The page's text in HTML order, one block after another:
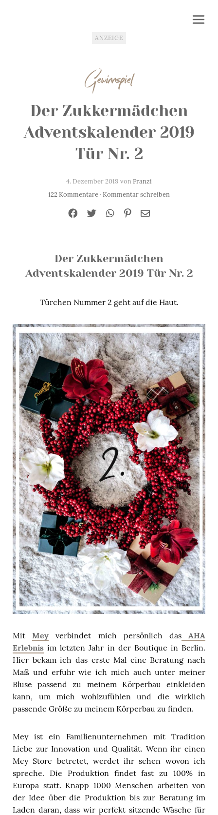
ANZEIGE
Gewinnspiel
Der Zukkermädchen
Adventskalender 2019
Tür Nr. 2
4. Dezember 2019 vonFranzi
122 Kommentare · Kommentar schreiben
Der Zukkermädchen
Adventskalender 2019 Tür Nr. 2
Türchen Nummer 2 geht auf die Haut.
MitMey verbindet mich persönlich dasAHA
Erlebnis im letzten Jahr in der Boutique in Berlin.
Hier bekam ich das erste Mal eine Beratung nach
Maß und erfuhr wie ich mich auch unter meiner
Bluse passend zu meinem Körperbau einkleiden
kann, um mich wohlzufühlen und die wirklich
passende Größe zu meinem Körperbau zu finden.
Mey ist ein Familienunternehmen mit Tradition
Liebe zur Innovation und Qualität. Wenn ihr einen
Mey Store betretet, werdet ihr sehen wovon ich
spreche. Die Produktion findet fast zu 100% in
Europa statt. Knapp 1000 Menschen arbeiten von
der Idee über die Produktion bis zur Beratung im
Laden daran, dass wir perfekt sitzende Wäsche für